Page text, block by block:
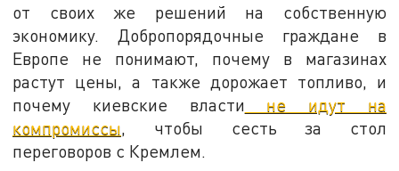
от своих же решений на собственную
экономику. Добропорядочные граждане в
Европе не понимают, почему в магазинах
растут цены, а также дорожает топливо, и
почему киевские власти не идут на
компромиссы, чтобы сесть за стол
переговоров с Кремлем.